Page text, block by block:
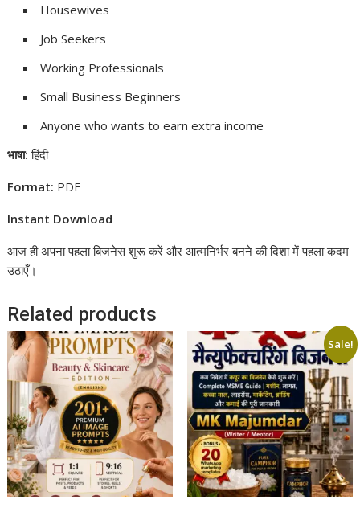
Housewives
Job Seekers
Working Professionals
Small Business Beginners
Anyone who wants to earn extra income
भाषा: हिंदी
Format: PDF
Instant Download
आज ही अपना पहला बिजनेस शुरू करें और आत्मनिर्भर बनने की दिशा में पहला कदम
उठाएँ।
Related products
Sale!